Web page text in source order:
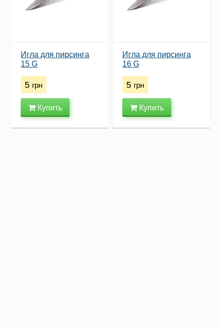
Игла для пирсинга
15 G
5 грн
Купить
Игла для пирсинга
16 G
5 грн
Купить